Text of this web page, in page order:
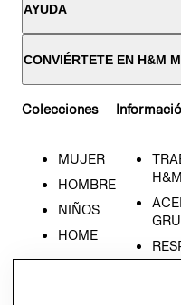
AYUDA
CONVIÉRTETE EN H&M
Colecciones
MUJER
HOMBRE
NIÑOS
HOME
H&M